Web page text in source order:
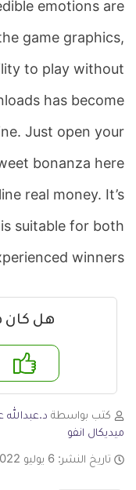
emotions are
game graphics,
to play without
has become
Just open your
bonanza here
real money. It’s
suitable for both
winners.
هل كان
لا
كتب بواسطة
ميديكال انفو
تاريخ النشر: 6 يوليو 2022